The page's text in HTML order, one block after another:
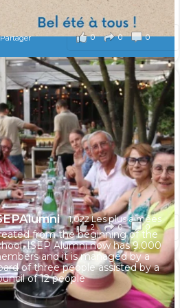
0 0 0
Partager
🚀
14 Alumni vivant / travaillant
un moment convivial de
!
votre présence et à Alexandre
!
2 0 0
Partager
des rencontres entre Alumni
! 🚀🚀
1,022 Les plus aimées
from the beginning of the
ISEP Alumni now has 9.000
and it is managed by a
of three people assisted by a
of 12 people